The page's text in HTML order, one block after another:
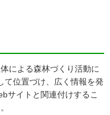
による森林づくり活動に
て位置づけ、広く情報を発
サイトと関連付けするこ